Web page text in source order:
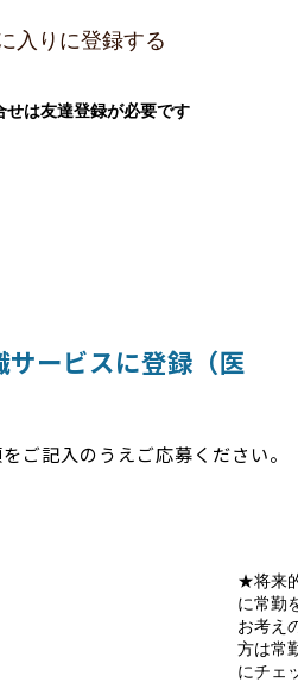
入りに登録する
は友達登録が必要です
ービスに登録（医
ご記入のうえご応募ください。
★将来
に常勤
お考え
方は常
にチェ